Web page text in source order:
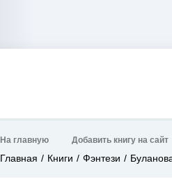
На главную Добавить книгу на сайт
Главная Книги Фэнтези